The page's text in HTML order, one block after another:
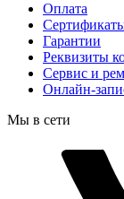
Оплата
Гарантии
Реквизиты
Сервис и
Онлайн-
Мы в сети